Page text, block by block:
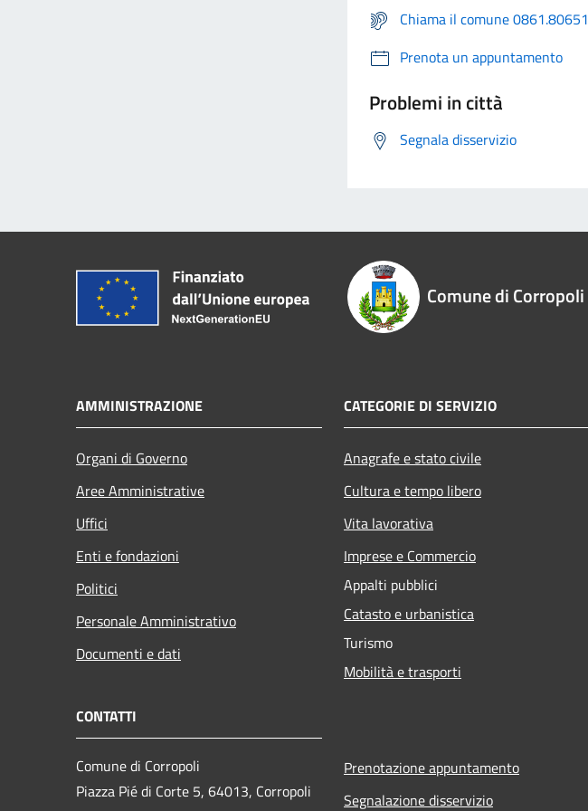
Chiama il comune 0861.80651
Prenota un appuntamento
Problemi in città
Segnala disservizio
Comune di Corropoli
AMMINISTRAZIONE
Organi di Governo
Aree Amministrative
Uffici
Enti e fondazioni
Politici
Personale Amministrativo
Documenti e dati
CATEGORIE DI SERVIZIO
Anagrafe e stato civile
Cultura e tempo libero
Vita lavorativa
Imprese e Commercio
Appalti pubblici
Catasto e urbanistica
Turismo
Mobilità e trasporti
CONTATTI
Comune di Corropoli
Piazza Pié di Corte 5, 64013, Corropoli
Prenotazione appuntamento
Segnalazione disservizio